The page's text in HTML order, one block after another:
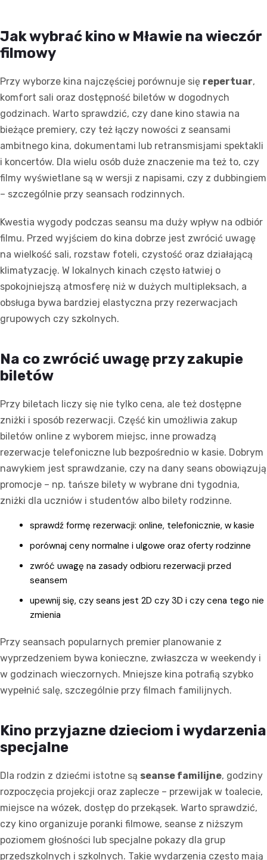
Jak wybrać kino w Mławie na wieczór
filmowy
Przy wyborze kina najczęściej porównuje się repertuar,
komfort sali oraz dostępność biletów w dogodnych
godzinach. Warto sprawdzić, czy dane kino stawia na
bieżące premiery, czy też łączy nowości z seansami
ambitnego kina, dokumentami lub retransmisjami spektakli
i koncertów. Dla wielu osób duże znaczenie ma też to, czy
filmy wyświetlane są w wersji z napisami, czy z dubbingiem
– szczególnie przy seansach rodzinnych.
Kwestia wygody podczas seansu ma duży wpływ na odbiór
filmu. Przed wyjściem do kina dobrze jest zwrócić uwagę
na wielkość sali, rozstaw foteli, czystość oraz działającą
klimatyzację. W lokalnych kinach często łatwiej o
spokojniejszą atmosferę niż w dużych multipleksach, a
obsługa bywa bardziej elastyczna przy rezerwacjach
grupowych czy szkolnych.
Na co zwrócić uwagę przy zakupie
biletów
Przy biletach liczy się nie tylko cena, ale też dostępne
zniżki i sposób rezerwacji. Część kin umożliwia zakup
biletów online z wyborem miejsc, inne prowadzą
rezerwacje telefoniczne lub bezpośrednio w kasie. Dobrym
nawykiem jest sprawdzanie, czy na dany seans obowiązują
promocje – np. tańsze bilety w wybrane dni tygodnia,
zniżki dla uczniów i studentów albo bilety rodzinne.
sprawdź formę rezerwacji: online, telefonicznie, w kasie
porównaj ceny normalne i ulgowe oraz oferty rodzinne
zwróć uwagę na zasady odbioru rezerwacji przed
seansem
upewnij się, czy seans jest 2D czy 3D i czy cena tego nie
zmienia
Przy seansach popularnych premier planowanie z
wyprzedzeniem bywa konieczne, zwłaszcza w weekendy i
w godzinach wieczornych. Mniejsze kina potrafią szybko
wypełnić salę, szczególnie przy filmach familijnych.
Kino przyjazne dzieciom i wydarzenia
specjalne
Dla rodzin z dziećmi istotne są seanse familijne, godziny
rozpoczęcia projekcji oraz zaplecze – przewijak w toalecie,
miejsce na wózek, dostęp do przekąsek. Warto sprawdzić,
czy kino organizuje poranki filmowe, seanse z niższym
poziomem głośności lub specjalne pokazy dla grup
przedszkolnych i szkolnych. Takie wydarzenia często mają